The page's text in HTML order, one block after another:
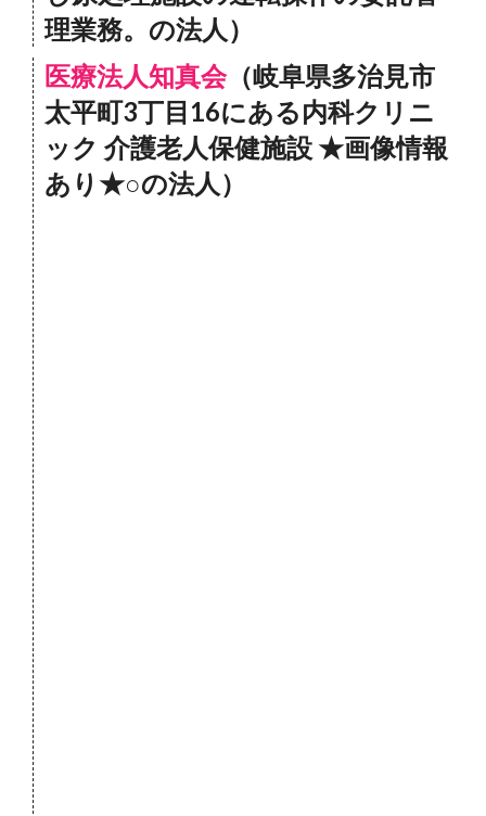
理業務。の法人）
医療法人知真会（岐阜県多治見市
太平町3丁目16にある内科クリニ
ック 介護老人保健施設 ★画像情報
あり★○の法人）